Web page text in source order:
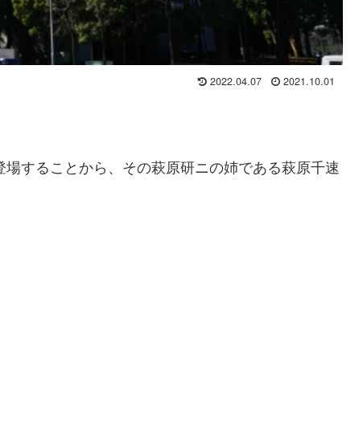
2022.04.07 2021.10.01
することから、その萩原研ニの姉である萩原千速